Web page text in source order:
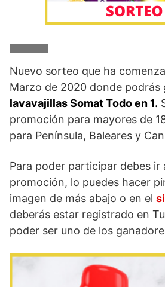
Nuevo sorteo que ha
Marzo de 2020 donde podrás
lavavajillas Somat Todo en 1.
promoción para mayores de
para Península, Baleares y
Para poder participar debes ir
promoción, lo puedes hacer
imagen de más abajo o en el
deberás estar registrado en
poder ser uno de los